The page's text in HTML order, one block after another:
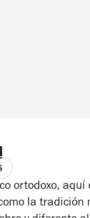
ortodoxo, aquí
la tradición